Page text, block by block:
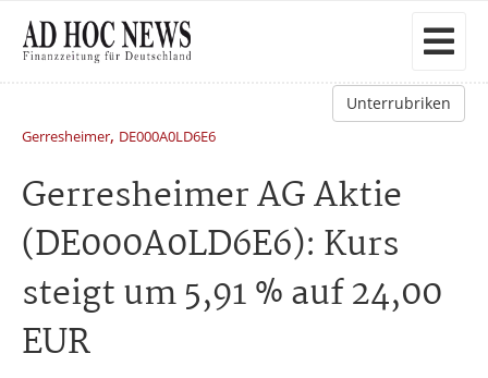
Unterrubriken
Gerresheimer, DE000A0LD6E6
Gerresheimer AG Aktie
(DE000A0LD6E6): Kurs
steigt um 5,91 % auf 24,00
EUR